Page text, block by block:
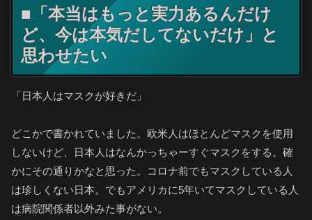
■「本当はもっと実力あるんだけ
ど、今は本気だしてないだけ」と
思わせたい
「日本人はマスクが好きだ」
どこかで書かれていました。欧米人はほとんどマスクを使用
しないけど、日本人はなんかっちゃーすぐマスクをする。確
かにその通りかなと思った。コロナ前でもマスクしている人
は珍しくない日本。でもアメリカに5年いてマスクしている人
は病院関係者以外みた事がない。